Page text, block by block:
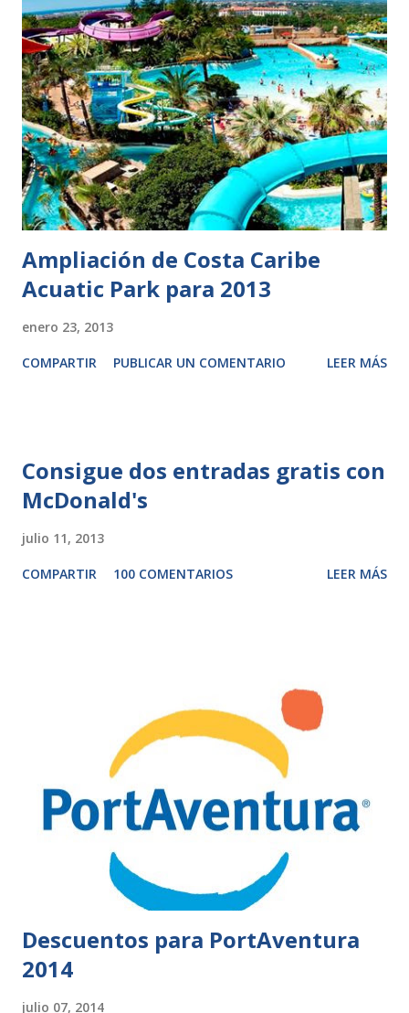
Ampliación de Costa Caribe
Acuatic Park para 2013
enero 23, 2013
COMPARTIR PUBLICAR UN COMENTARIO LEER MÁS
Consigue dos entradas gratis con
McDonald's
julio 11, 2013
COMPARTIR 100 COMENTARIOS LEER MÁS
Descuentos para PortAventura
2014
julio 07, 2014